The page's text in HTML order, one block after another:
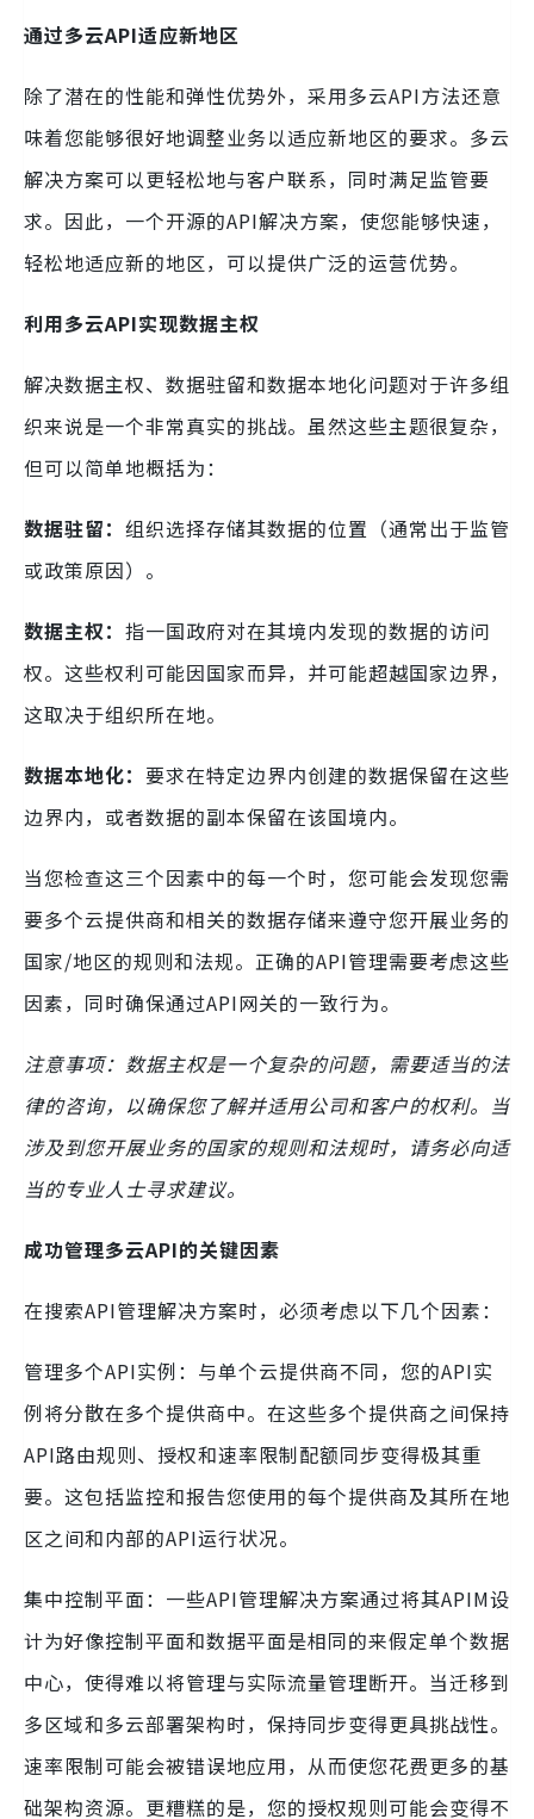
通过多云API适应新地区
除了潜在的性能和弹性优势外，采用多云API方法还意
味着您能够很好地调整业务以适应新地区的要求。多云
解决方案可以更轻松地与客户联系，同时满足监管要
求。因此，一个开源的API解决方案，使您能够快速，
轻松地适应新的地区，可以提供广泛的运营优势。
利用多云API实现数据主权
解决数据主权、数据驻留和数据本地化问题对于许多组
织来说是一个非常真实的挑战。虽然这些主题很复杂，
但可以简单地概括为：
数据驻留： 组织选择存储其数据的位置（通常出于监管
或政策原因）。
数据主权： 指一国政府对在其境内发现的数据的访问
权。这些权利可能因国家而异，并可能超越国家边界，
这取决于组织所在地。
数据本地化： 要求在特定边界内创建的数据保留在这些
边界内，或者数据的副本保留在该国境内。
当您检查这三个因素中的每一个时，您可能会发现您需
要多个云提供商和相关的数据存储来遵守您开展业务的
国家/地区的规则和法规。正确的API管理需要考虑这些
因素，同时确保通过API网关的一致行为。
注意事项：数据主权是一个复杂的问题，需要适当的法
律的咨询，以确保您了解并适用公司和客户的权利。当
涉及到您开展业务的国家的规则和法规时，请务必向适
当的专业人士寻求建议。
成功管理多云API的关键因素
在搜索API管理解决方案时，必须考虑以下几个因素：
管理多个API实例：与单个云提供商不同，您的API实
例将分散在多个提供商中。在这些多个提供商之间保持
API路由规则、授权和速率限制配额同步变得极其重
要。这包括监控和报告您使用的每个提供商及其所在地
区之间和内部的API运行状况。
集中控制平面：一些API管理解决方案通过将其APIM设
计为好像控制平面和数据平面是相同的来假定单个数据
中心，使得难以将管理与实际流量管理断开。当迁移到
多区域和多云部署架构时，保持同步变得更具挑战性。
速率限制可能会被错误地应用，从而使您花费更多的基
础架构资源。更糟糕的是，您的授权规则可能会变得不